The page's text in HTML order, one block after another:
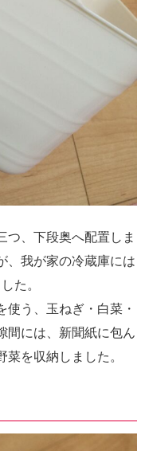
つ、下段奥へ配置しま
、我が家の冷蔵庫には
た。
う、玉ねぎ・白菜・
間には、新聞紙に包ん
を収納しました。